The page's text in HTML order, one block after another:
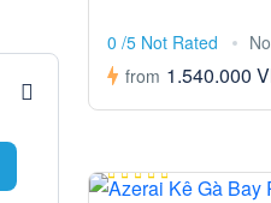
0 /5 Not Rated
from 1.540.000